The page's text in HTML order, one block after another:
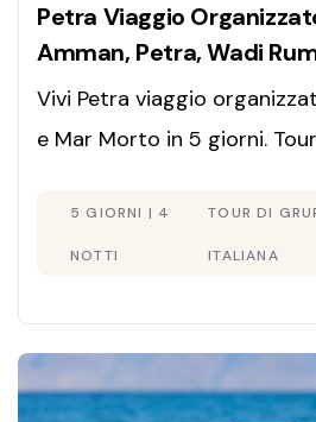
Petra Viaggio
Amman, Petra, Wadi
Vivi Petra viaggio
e Mar Morto in 5 giorni.
5 GIORNI | 4
NOTTI
TOUR DI
ITALIANA